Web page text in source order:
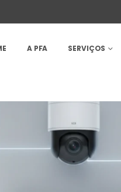
A PFA SERVIÇOS